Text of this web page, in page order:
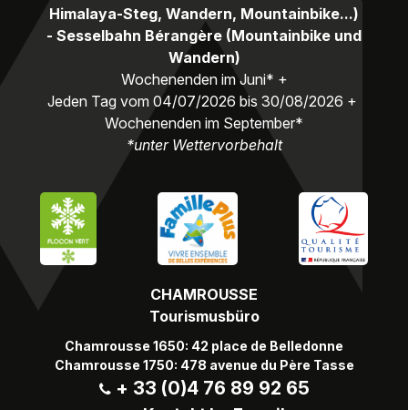
CHAMROUSSE
Tourismusbüro
Chamrousse 1650: 42 place de Belledonne
Chamrousse 1750: 478 avenue du Père Tasse
+ 33 (0)4 76 89 92 65
Himalaya-Steg, Wandern, Mountainbike...)
- Sesselbahn Bérangère (Mountainbike und
Wandern)
Wochenenden im Juni* +
Jeden Tag vom 04/07/2026 bis 30/08/2026 +
Wochenenden im September*
*unter Wettervorbehalt